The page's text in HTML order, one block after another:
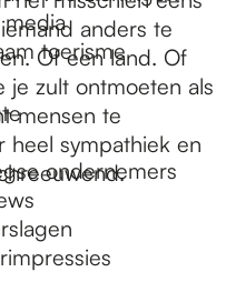
media
toerisme
ondernemers
anders te
Of een land. Of
je zult ontmoeten als
mensen te
heel sympathiek en